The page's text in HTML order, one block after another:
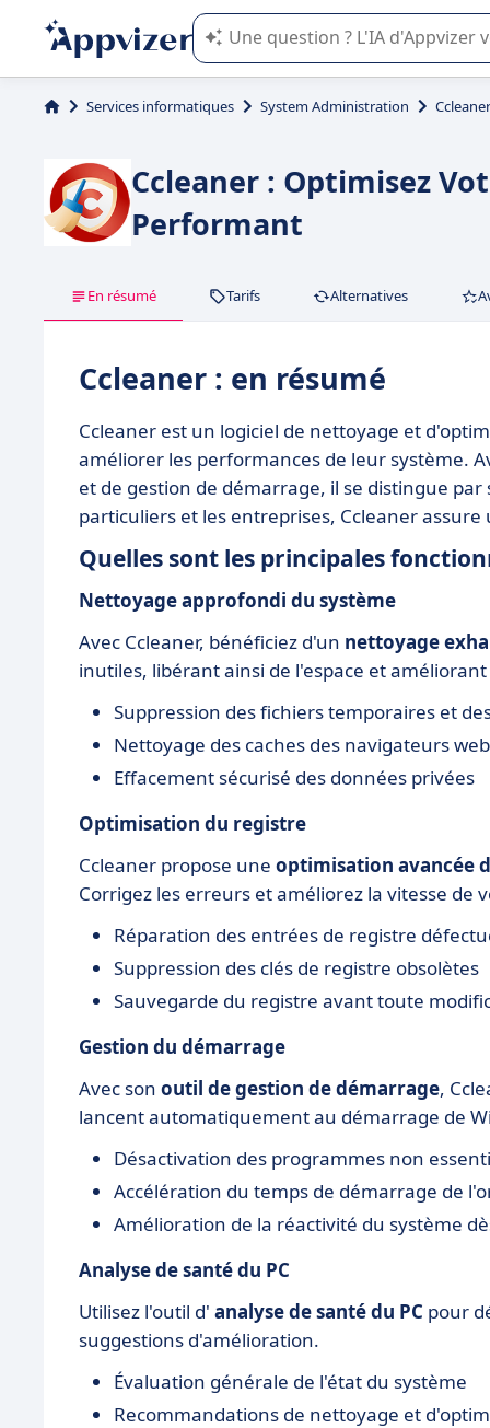
L'IA de Appvizer vous guide dans
Services informatiques System Administration Ccleaner
Ccleaner : Optimisez
Performant
En résumé Tarifs Alternatives
Ccleaner : en résumé
Ccleaner est un logiciel de nettoyage et
améliorer les performances de leur système.
et de gestion de démarrage, il se distingue
particuliers et les entreprises, Ccleaner
Quelles sont les principales
Nettoyage approfondi du système
Avec Ccleaner, bénéficiez d'un nettoyage
inutiles, libérant ainsi de l'espace et
Suppression des fichiers temporaires et
Nettoyage des caches des navigateurs web
Effacement sécurisé des données privées
Optimisation du registre
Ccleaner propose une optimisation avancée
Corrigez les erreurs et améliorez la vitesse de
Réparation des entrées de registre
Suppression des clés de registre obsolètes
Sauvegarde du registre avant toute
Gestion du démarrage
Avec son outil de gestion de démarrage,
lancent automatiquement au démarrage de
Désactivation des programmes non
Accélération du temps de démarrage de
Amélioration de la réactivité du système
Analyse de santé du PC
Utilisez l'outil d' analyse de santé du PC pour
suggestions d'amélioration.
Évaluation générale de l'état du système
Recommandations de nettoyage et